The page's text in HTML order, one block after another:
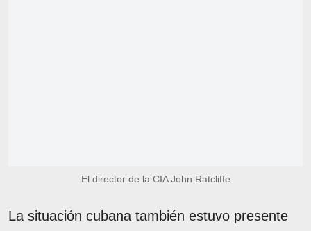
El director de la CIA John Ratcliffe
La situación cubana también estuvo presente